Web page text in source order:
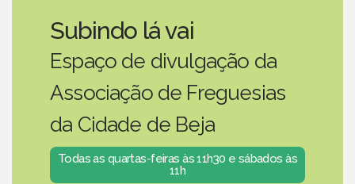
Subindo lá vai
Espaço de divulgação da
Associação de Freguesias
da Cidade de Beja
Todas as quartas-feiras às 11h30 e sábados às
11h